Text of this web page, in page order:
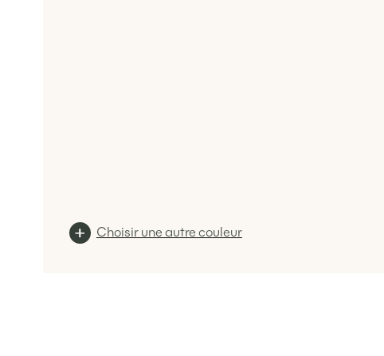
Choisir une autre couleur